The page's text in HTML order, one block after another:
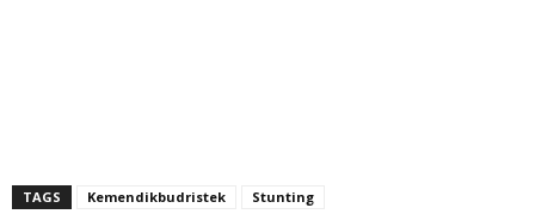
TAGS Kemendikbudristek Stunting